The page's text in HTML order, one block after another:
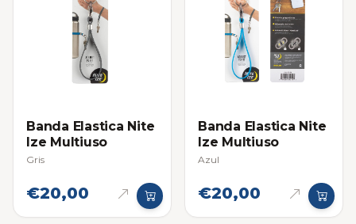
Banda Elastica Nite
Ize Multiuso
Gris
€20,00
Banda Elastica Nite
Ize Multiuso
Azul
€20,00